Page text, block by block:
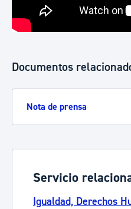
Documentos
Nota de prensa
Servicio
Igualdad, Derechos